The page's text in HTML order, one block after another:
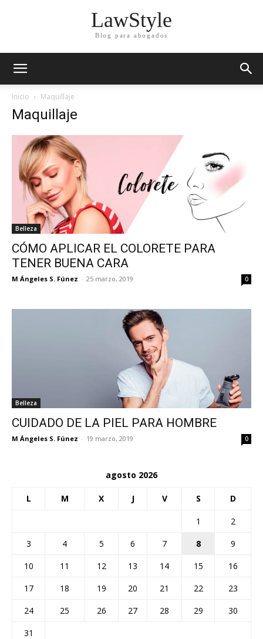
LawStyle
Blog para abogados
Inicio Maquillaje
Maquillaje
Belleza
CÓMO APLICAR EL COLORETE PARA
TENER BUENA CARA
M Ángeles S. Fúnez - 25 marzo, 2019 0
Belleza
CUIDADO DE LA PIEL PARA HOMBRE
M Ángeles S. Fúnez - 19 marzo, 2019 0
agosto 2026
L M X J V S D
1
2
3
4 5 6 7 8
9
10
11 12 13 14 15
16
17
18 19 20 21 22
23
24
25 26 27 28 29
30
31